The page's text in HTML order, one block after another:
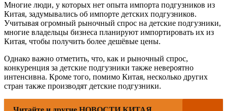
Многие люди, у которых нет опыта импорта подгузников из
Китая, задумывались об импорте детских подгузников.
Учитывая огромный рыночный спрос на детские подгузники,
многие владельцы бизнеса планируют импортировать их из
Китая, чтобы получить более дешёвые цены.
Однако важно отметить, что, как и рыночный спрос,
конкуренция за детские подгузники также невероятно
интенсивна. Кроме того, помимо Китая, несколько других
стран также производят детские подгузники.